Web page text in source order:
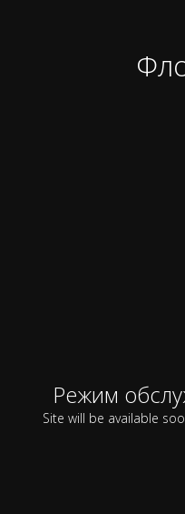
Режим
Site will be available